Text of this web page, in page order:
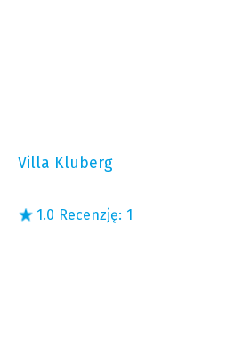
Villa Kluberg
1.0 Recenzję: 1